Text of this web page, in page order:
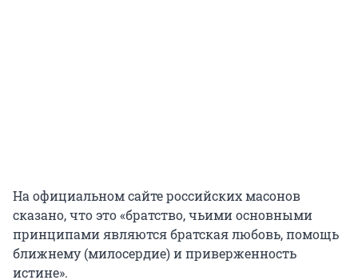
На официальном сайте российских масонов
сказано, что это «братство, чьими основными
принципами являются братская любовь, помощь
ближнему (милосердие) и приверженность
истине».